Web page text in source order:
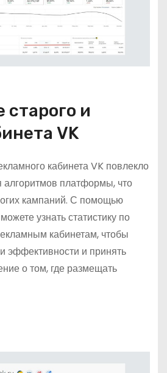
старого и
VK
кабинета VK повлекло
алгоритмов платформы, что
кампаний. С помощью
узнать статистику по
кабинетам, чтобы
эффективности и принять
о том, где размещать